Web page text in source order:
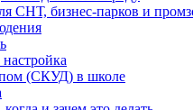
СНТ, бизнес‑парков и
(СКУД) в школе